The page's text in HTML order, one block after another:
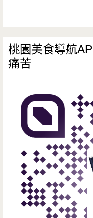
桃園美食導航
痛苦